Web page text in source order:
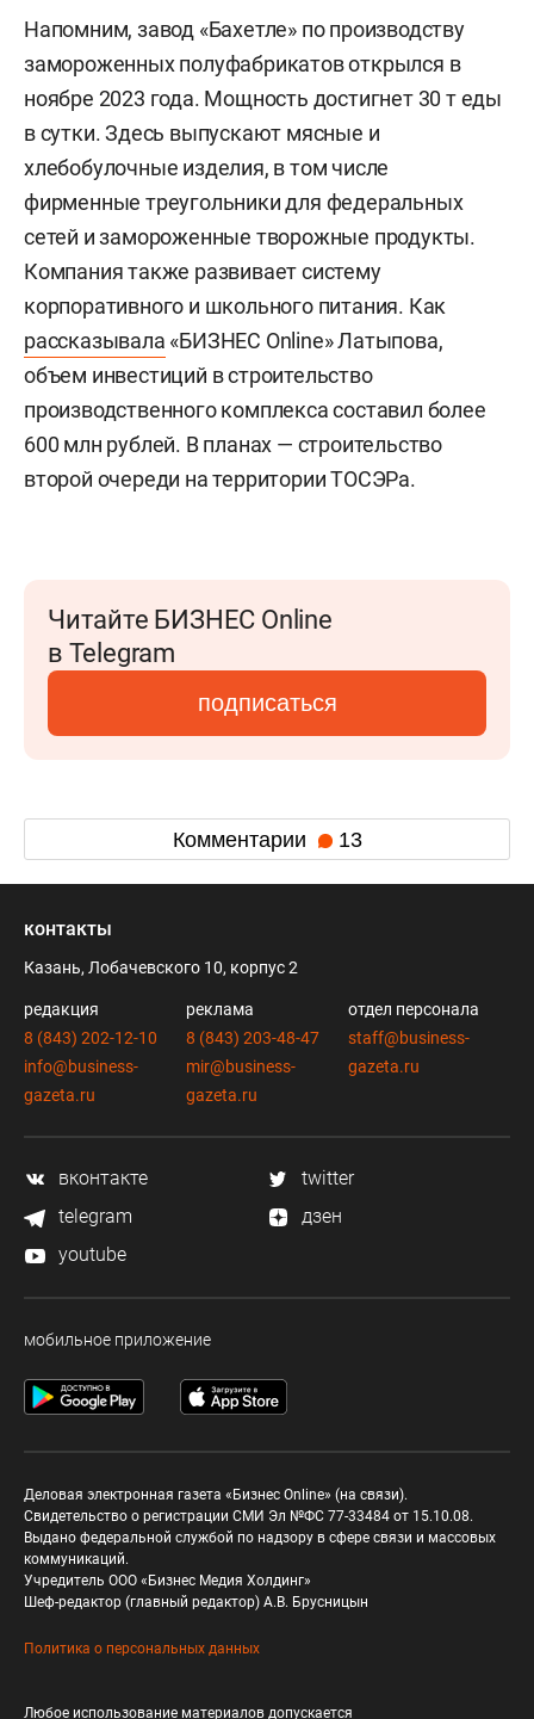
Напомним, завод «Бахетле» по производству
замороженных полуфабрикатов открылся в
ноябре 2023 года. Мощность достигнет 30 т еды
в сутки. Здесь выпускают мясные и
хлебобулочные изделия, в том числе
фирменные треугольники для федеральных
сетей и замороженные творожные продукты.
Компания также развивает систему
корпоративного и школьного питания. Как
рассказывала «БИЗНЕС Online» Латыпова,
объем инвестиций в строительство
производственного комплекса составил более
600 млн рублей. В планах — строительство
второй очереди на территории ТОСЭРа.
Читайте БИЗНЕС Online
в Telegram
подписаться
Комментарии 13
контакты
Казань, Лобачевского 10, корпус 2
редакция
8 (843) 202-12-10
info@business-
gazeta.ru
реклама
8 (843) 203-48-47
mir@business-
gazeta.ru
отдел персонала
staff@business-
gazeta.ru
вконтакте
twitter
telegram
дзен
youtube
мобильное приложение
Деловая электронная газета «Бизнес Online» (на связи).
Свидетельство о регистрации СМИ Эл №ФС 77-33484 от 15.10.08.
Выдано федеральной службой по надзору в сфере связи и массовых
коммуникаций.
Учредитель ООО «Бизнес Медия Холдинг»
Шеф-редактор (главный редактор) А.В. Брусницын
Политика о персональных данных
Любое использование материалов допускается